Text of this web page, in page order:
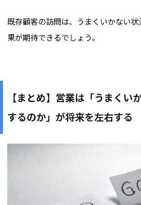
既存顧客の訪問は、うまくいかない
果が期待できるでしょう。
【まとめ】営業は「うまくい
するのか」が将来を左右する